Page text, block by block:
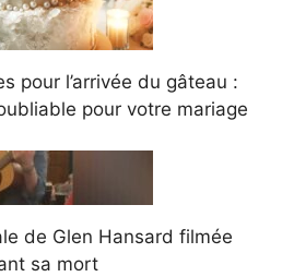
pour l’arrivée du gâteau :
pour votre mariage
de Glen Hansard filmée
sa mort